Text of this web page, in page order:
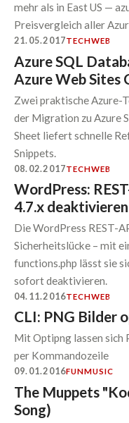
mehr als in East US —
Preisvergleich aller
21.05.2017TECHWEB
Azure SQL
Azure Web Sites
Zwei praktische Azure-
der Migration zu Azure
Sheet liefert schnelle
Snippets.
08.02.2017TECHWEB
WordPress:
4.7.x deaktivieren
Die WordPress REST-
Sicherheitslücke – mit
functions.php lässt sie
sofort deaktivieren.
04.11.2016TECHWEB
CLI: PNG Bilder
Mit Optipng lassen sich
per Kommandozeile
09.01.2016FUNMUSIC
The Muppets
Song)